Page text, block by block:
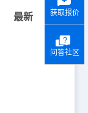
最新 获取报价
问答社区